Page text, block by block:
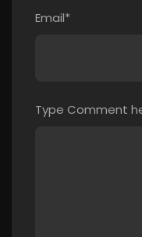
Email*
Type Comment